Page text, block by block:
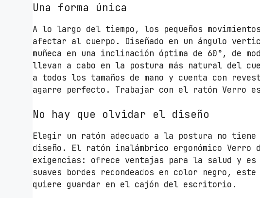
r
r
o
/
H
a
1
6
0
0
Una forma única
A lo largo del tiempo, los pequeños
afectar al cuerpo. Diseñado en un ángulo
muñeca en una inclinación óptima de 60°, de
llevan a cabo en la postura más natural del
a todos los tamaños de mano y cuenta con
agarre perfecto. Trabajar con el ratón Verro
No hay que olvidar el diseño
Elegir un ratón adecuado a la postura no
diseño. El ratón inalámbrico ergonómico Verro
exigencias: ofrece ventajas para la salud y
suaves bordes redondeados en color negro,
quiere guardar en el cajón del escritorio.